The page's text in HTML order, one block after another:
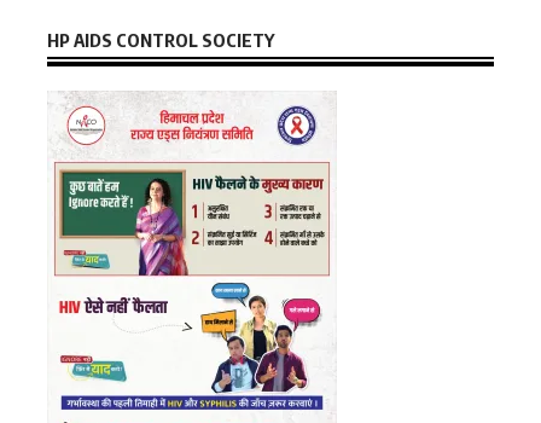
HP AIDS CONTROL SOCIETY